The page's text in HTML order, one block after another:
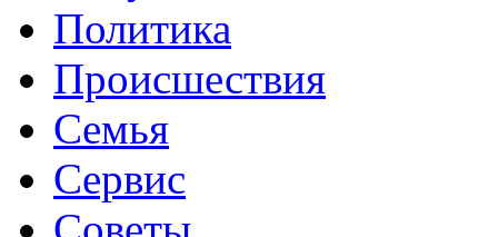
Политика
Происшествия
Семья
Сервис